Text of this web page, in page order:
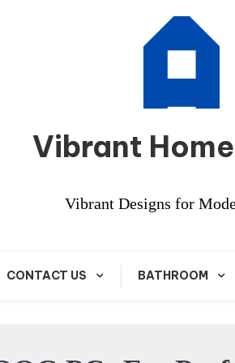
Vibrant
Vibrant Designs for
CONTACT US BATHROOM